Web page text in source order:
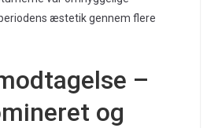
æstetik gennem flere
–
og